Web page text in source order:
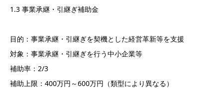
1.3 事業承継・引継ぎ補助金
目的：事業承継・引継ぎを契機とした経営革新等を支援
対象：事業承継・引継ぎを行う中小企業等
補助率：2/3
補助上限：400万円～600万円（類型により異なる）